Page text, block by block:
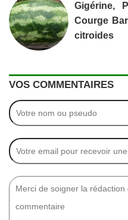
Gigérine,
Courge
citroides
VOS COMMENTAIRES